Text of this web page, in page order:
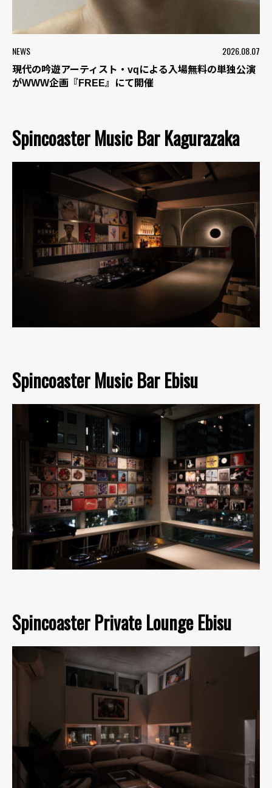
NEWS 2026.08.07
現代の吟遊アーティスト・vqによる入場無料の単独公演
がWWW企画『FREE』にて開催
Spincoaster Music Bar Kagurazaka
Spincoaster Music Bar Ebisu
Spincoaster Private Lounge Ebisu